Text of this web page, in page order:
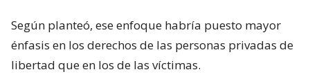
Según planteó, ese enfoque habría puesto mayor
énfasis en los derechos de las personas privadas de
libertad que en los de las víctimas.